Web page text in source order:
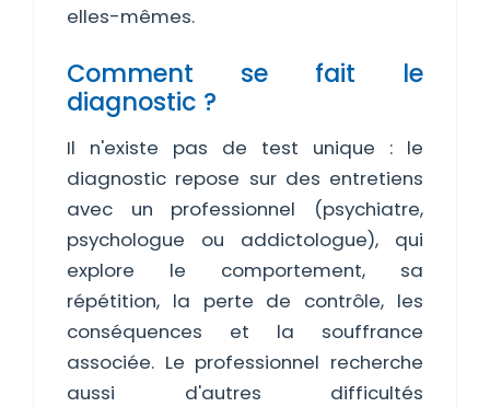
elles-mêmes.
Comment se fait le
diagnostic ?
Il n'existe pas de test unique : le
diagnostic repose sur des entretiens
avec un professionnel (psychiatre,
psychologue ou addictologue), qui
explore le comportement, sa
répétition, la perte de contrôle, les
conséquences et la souffrance
associée. Le professionnel recherche
aussi d'autres difficultés